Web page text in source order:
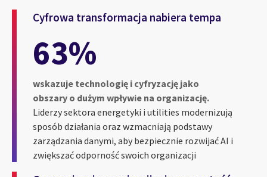
Cyfrowa transformacja nabiera tempa
63%
wskazuje technologię i cyfryzację jako
obszary o dużym wpływie na organizację.
Liderzy sektora energetyki i utilities modernizują
sposób działania oraz wzmacniają podstawy
zarządzania danymi, aby bezpiecznie rozwijać AI i
zwiększać odporność swoich organizacji